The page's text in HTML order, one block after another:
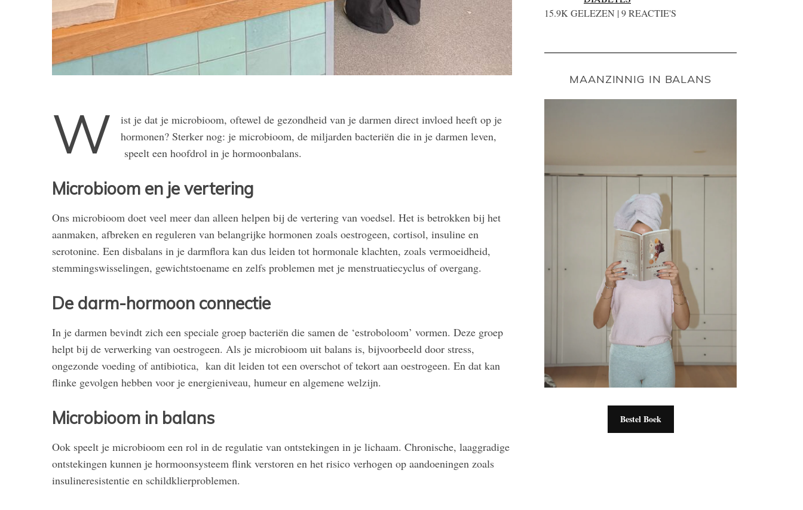
W
ist je dat je microbioom, oftewel de gezondheid van je darmen direct invloed heeft op je
hormonen? Sterker nog: je microbioom, de miljarden bacteriën die in je darmen leven,
speelt een hoofdrol in je hormoonbalans.
Microbioom en je vertering
Ons microbioom doet veel meer dan alleen helpen bij de vertering van voedsel. Het is betrokken bij het
aanmaken, afbreken en reguleren van belangrijke hormonen zoals oestrogeen, cortisol, insuline en
serotonine. Een disbalans in je darmflora kan dus leiden tot hormonale klachten, zoals vermoeidheid,
stemmingswisselingen, gewichtstoename en zelfs problemen met je menstruatiecyclus of overgang.
De darm-hormoon connectie
In je darmen bevindt zich een speciale groep bacteriën die samen de ‘estroboloom’ vormen. Deze groep
helpt bij de verwerking van oestrogeen. Als je microbioom uit balans is, bijvoorbeeld door stress,
ongezonde voeding of antibiotica, kan dit leiden tot een overschot of tekort aan oestrogeen. En dat kan
flinke gevolgen hebben voor je energieniveau, humeur en algemene welzijn.
Microbioom in balans
Ook speelt je microbioom een rol in de regulatie van ontstekingen in je lichaam. Chronische, laaggradige
ontstekingen kunnen je hormoonsysteem flink verstoren en het risico verhogen op aandoeningen zoals
insulineresistentie en schildklierproblemen.
15.9K GELEZEN | 9 REACTIE'S
MAANZINNIG IN BALANS
Bestel Boek